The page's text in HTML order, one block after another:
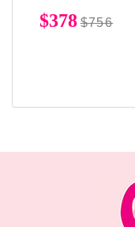
$378 $756